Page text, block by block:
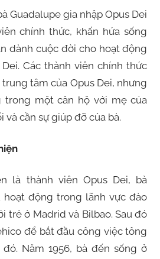
Guadalupe gia nhập Opus Dei
chính thức, khấn hứa sống
dành cuộc đời cho hoạt động
Các thành viên chính thức
tâm của Opus Dei, nhưng
trong một căn hộ với mẹ của
và cần sự giúp đỡ của bà.
là thành viên Opus Dei, bà
hoạt động trong lãnh vực đào
trẻ ở Madrid và Bilbao. Sau đó
để bắt đầu công việc tông
Năm 1956, bà đến sống ở